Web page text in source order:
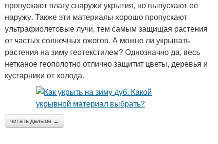
пропускают влагу снаружи укрытия, но выпускают её
наружу. Также эти материалы хорошо пропускают
ультрафиолетовые лучи, тем самым защищая растения
от частых солнечных ожогов. А можно ли укрывать
растения на зиму геотекстилем? Однозначно да, весь
нетканое геополотно отлично защитит цветы, деревья и
кустарники от холода.
читать дальше →